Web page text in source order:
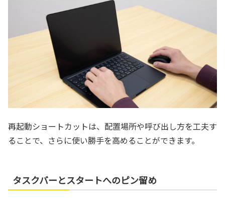
再起動ショートカットは、配置場所や呼び出し方を工夫す
ることで、さらに使い勝手を高めることができます。
タスクバーとスタートへのピン留め